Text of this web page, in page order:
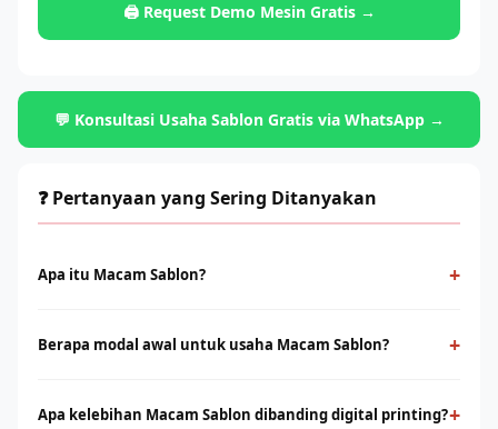
🖨️ Request Demo Mesin Gratis →
💬 Konsultasi Usaha Sablon Gratis via WhatsApp →
❓ Pertanyaan yang Sering Ditanyakan
Apa itu Macam Sablon? +
menggunakan screen dan tinta yang ditekan ke permukaan
Berapa modal awal untuk usaha Macam Sablon? +
starter manual hingga mesin otomatis. Konsultasikan dengan
Apa kelebihan Macam Sablon dibanding digital printing?+